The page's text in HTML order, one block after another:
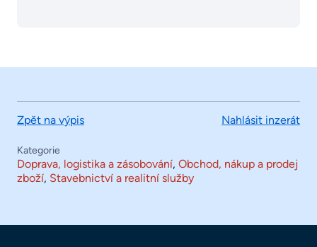
Zpět na výpis Nahlásit inzerát
Kategorie
Doprava, logistika a zásobování, Obchod, nákup a prodej
zboží, Stavebnictví a realitní služby